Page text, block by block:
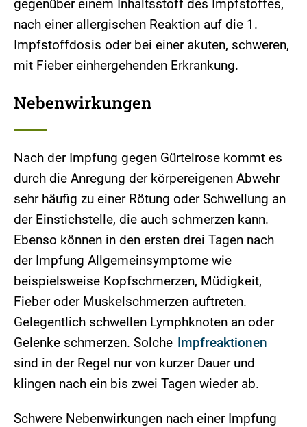
gegenüber einem Inhaltsstoff des Impfstoffes,
nach einer allergischen Reaktion auf die 1.
Impfstoffdosis oder bei einer akuten, schweren,
mit Fieber einhergehenden Erkrankung.
Nebenwirkungen
Nach der Impfung gegen Gürtelrose kommt es
durch die Anregung der körpereigenen Abwehr
sehr häufig zu einer Rötung oder Schwellung an
der Einstichstelle, die auch schmerzen kann.
Ebenso können in den ersten drei Tagen nach
der Impfung Allgemeinsymptome wie
beispielsweise Kopfschmerzen, Müdigkeit,
Fieber oder Muskelschmerzen auftreten.
Gelegentlich schwellen Lymphknoten an oder
Gelenke schmerzen. Solche Impfreaktionen
sind in der Regel nur von kurzer Dauer und
klingen nach ein bis zwei Tagen wieder ab.
Schwere Nebenwirkungen nach einer Impfung